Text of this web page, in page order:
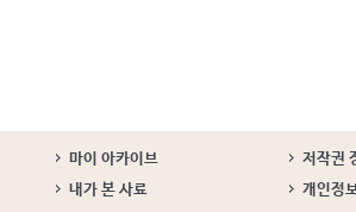
마이 아카이브
저작권
내가 본 사료 개인정